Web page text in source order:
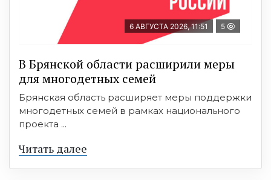
6 АВГУСТА 2026, 11:51 5
В Брянской области расширили меры
для многодетных семей
Брянская область расширяет меры поддержки
многодетных семей в рамках национального
проекта ...
Читать далее